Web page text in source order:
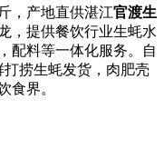
，产地直供湛江官渡生
，提供餐饮行业生蚝水
配料等一体化服务。自
捞生蚝发货，肉肥壳
食界。